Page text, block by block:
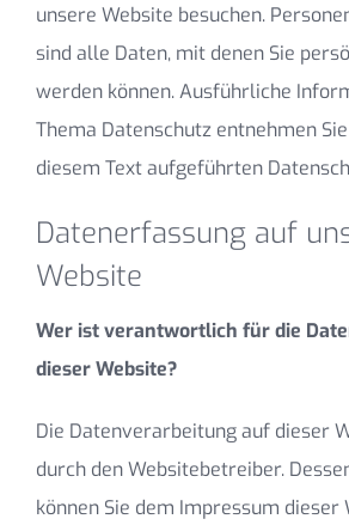
unsere Website besuchen.
sind alle Daten, mit denen Sie
werden können. Ausführliche
Thema Datenschutz entnehmen
diesem Text aufgeführten
Datenerfassung auf
Website
Wer ist verantwortlich für die
dieser Website?
Die Datenverarbeitung auf dieser
durch den Websitebetreiber.
können Sie dem Impressum dieser